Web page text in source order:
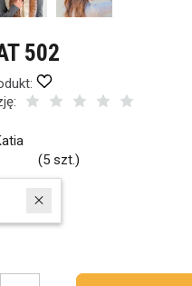
502
(5 szt.)
dniach produktem interesują się